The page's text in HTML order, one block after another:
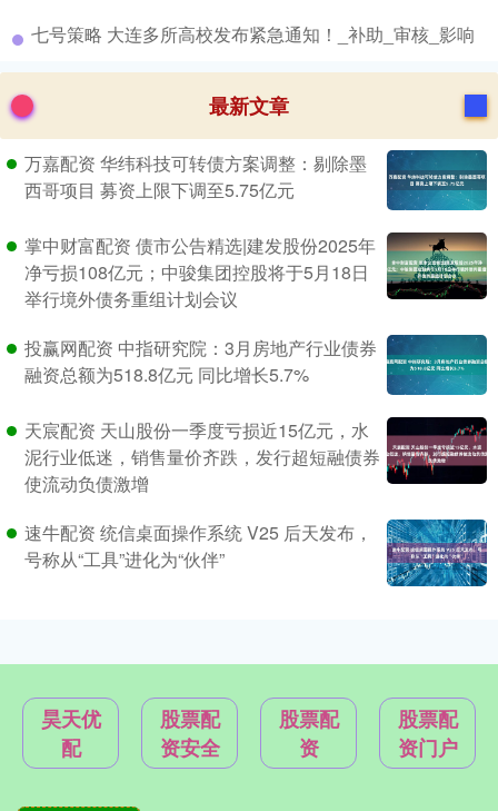
​七号策略 大连多所高校发布紧急通知！_补助_审核_影响
最新文章
万嘉配资 华纬科技可转债方案调整：剔除墨
西哥项目 募资上限下调至5.75亿元
掌中财富配资 债市公告精选|建发股份2025年
净亏损108亿元；中骏集团控股将于5月18日
举行境外债务重组计划会议
投赢网配资 中指研究院：3月房地产行业债券
融资总额为518.8亿元 同比增长5.7%
天宸配资 天山股份一季度亏损近15亿元，水
泥行业低迷，销售量价齐跌，发行超短融债券
使流动负债激增
速牛配资 统信桌面操作系统 V25 后天发布，
号称从“工具”进化为“伙伴”
昊天优
配
股票配
资安全
股票配
资
股票配
资门户